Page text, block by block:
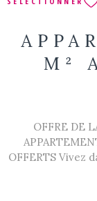
M²
OFFRE DE
OFFERTS Vivez